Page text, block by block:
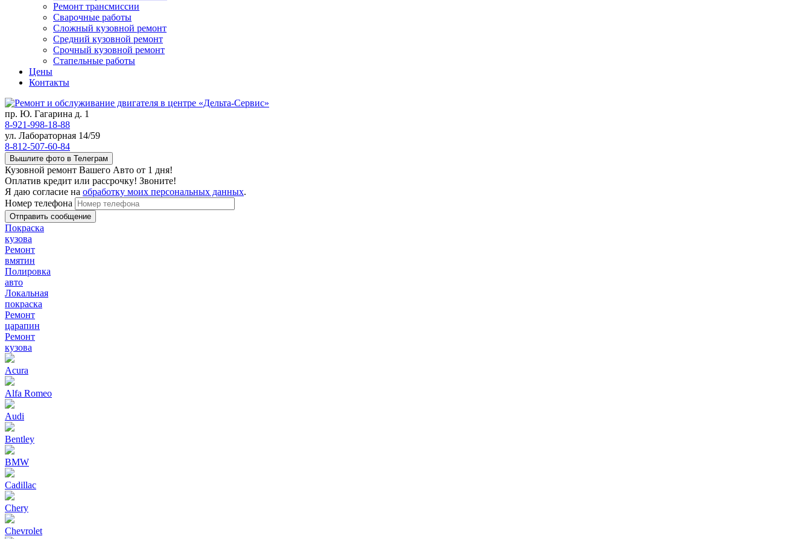
Ремонт трансмиссии
Сварочные работы
Сложный кузовной ремонт
Средний кузовной ремонт
Срочный кузовной ремонт
Стапельные работы
Цены
Контакты
пр. Ю. Гагарина д. 1
8-921-998-18-88
ул. Лабораторная 14/59
8-812-507-60-84
Вышлите фото в Телеграм
Кузовной ремонт Вашего Авто от 1 дня!
Оплатив кредит или рассрочку! Звоните!
Я даю согласие на обработку моих персональных данных.
Номер телефона
Покраска
кузова
Ремонт
вмятин
Полировка
авто
Локальная
покраска
Ремонт
царапин
Ремонт
кузова
Acura
Alfa Romeo
Audi
Bentley
BMW
Cadillac
Chery
Chevrolet